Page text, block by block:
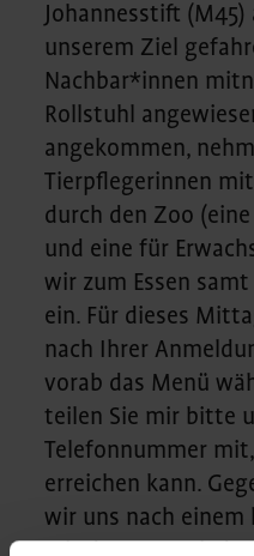
Johannesstift
unserem Ziel
Nachbar*innen
Rollstuhl
angekommen,
Tierpflegerinnen
durch den Zoo
und eine für
wir zum Essen
ein. Für dieses
nach Ihrer
vorab das Menü
teilen Sie mir bitte
Telefonnummer
erreichen kann.
wir uns nach einem